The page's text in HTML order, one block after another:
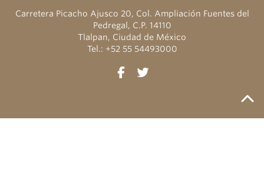
Carretera Picacho Ajusco 20, Col. Ampliación Fuentes del
Pedregal, C.P. 14110
Tlalpan, Ciudad de México
Tel.: +52 55 54493000